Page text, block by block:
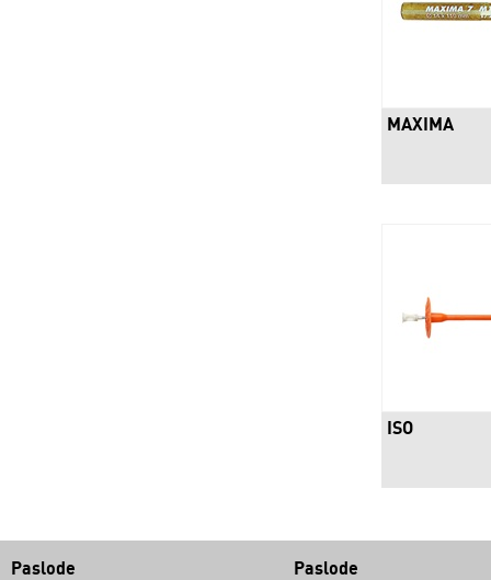
MAXIMA
ISO
Paslode Paslode